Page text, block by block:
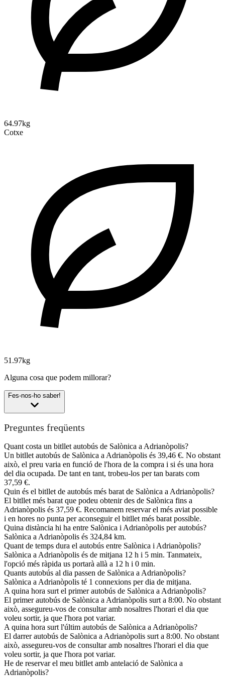
64.97kg
Cotxe
51.97kg
Alguna cosa que podem millorar?
Fes-nos-ho saber!
Preguntes freqüents
Quant costa un bitllet autobús de Salònica a Adrianòpolis?
Un bitllet autobús de Salònica a Adrianòpolis és 39,46 €. No obstant
això, el preu varia en funció de l'hora de la compra i si és una hora
del dia ocupada. De tant en tant, trobeu-los per tan barats com
37,59 €.
Quin és el bitllet de autobús més barat de Salònica a Adrianòpolis?
El bitllet més barat que podeu obtenir des de Salònica fins a
Adrianòpolis és 37,59 €. Recomanem reservar el més aviat possible
i en hores no punta per aconseguir el bitllet més barat possible.
Quina distància hi ha entre Salònica i Adrianòpolis per autobús?
Salònica a Adrianòpolis és 324,84 km.
Quant de temps dura el autobús entre Salònica i Adrianòpolis?
Salònica a Adrianòpolis és de mitjana 12 h i 5 min. Tanmateix,
l'opció més ràpida us portarà allà a 12 h i 0 min.
Quants autobús al dia passen de Salònica a Adrianòpolis?
Salònica a Adrianòpolis té 1 connexions per dia de mitjana.
A quina hora surt el primer autobús de Salònica a Adrianòpolis?
El primer autobús de Salònica a Adrianòpolis surt a 8:00. No obstant
això, assegureu-vos de consultar amb nosaltres l'horari el dia que
voleu sortir, ja que l'hora pot variar.
A quina hora surt l'últim autobús de Salònica a Adrianòpolis?
El darrer autobús de Salònica a Adrianòpolis surt a 8:00. No obstant
això, assegureu-vos de consultar amb nosaltres l'horari el dia que
voleu sortir, ja que l'hora pot variar.
He de reservar el meu bitllet amb antelació de Salònica a
Adrianòpolis?